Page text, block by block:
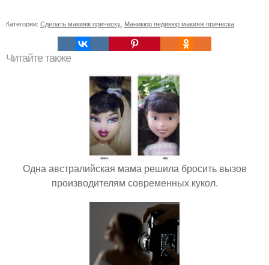
Категории: Сделать макияж прическу Маникюр педикюр макияж прическа
Читайте также
Одна австралийская мама решила бросить вызов
производителям современных кукол.